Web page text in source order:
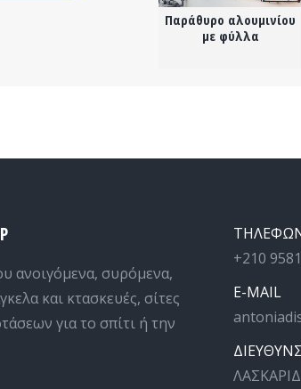
Παράθυρο αλουμινίου
με φύλλα
ανοιγόμενα, συρόμενα,
και κτασκευές, σίτες
για το σπίτι ή την
+210
E-MAIL